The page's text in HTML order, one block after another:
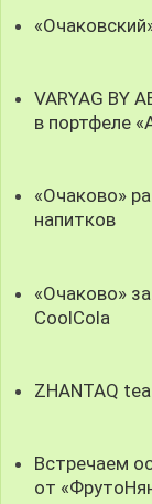
VARYAG BY
в портфеле
«Очаково»
напитков
«Очаково»
CoolCola
ZHANTAQ
Встречаем
от